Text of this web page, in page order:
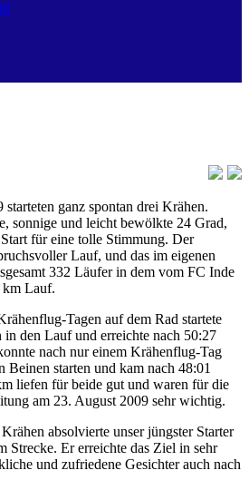
ganz spontan drei Krähen.
sonnige und leicht bewölkte 24 Grad,
für eine tolle Stimmung. Der
Lauf, und das im eigenen
332 Läufer in dem vom FC Inde
km Lauf.
Tagen auf dem Rad startete
den Lauf und erreichte nach 50:27
nach nur einem Krähenflug-Tag
Beinen starten und kam nach 48:01
liefen für beide gut und waren für die
am 23. August 2009 sehr wichtig.
absolvierte unser jüngster Starter
Er erreichte das Ziel in sehr
und zufriedene Gesichter auch nach